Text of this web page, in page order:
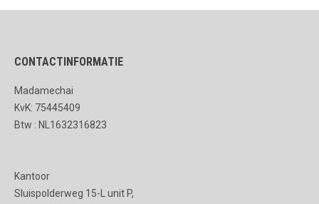
CONTACTINFORMATIE
Madamechai
KvK: 75445409
Btw : NL1632316823
Kantoor
Sluispolderweg 15-L unit P,